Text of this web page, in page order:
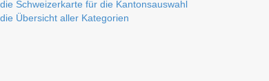
Schweizerkarte für die Kantonsauswahl
Übersicht aller Kategorien